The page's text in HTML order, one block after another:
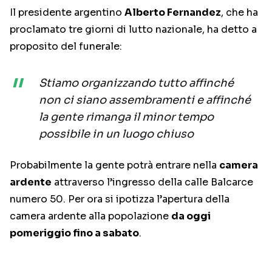
Il presidente argentino Alberto Fernandez, che ha
proclamato tre giorni di lutto nazionale, ha detto a
proposito del funerale:
Stiamo organizzando tutto affinché
non ci siano assembramenti e affinché
la gente rimanga il minor tempo
possibile in un luogo chiuso
Probabilmente la gente potrà entrare nella camera
ardente attraverso l’ingresso della calle Balcarce
numero 50. Per ora si ipotizza l’apertura della
camera ardente alla popolazione da oggi
pomeriggio fino a sabato.